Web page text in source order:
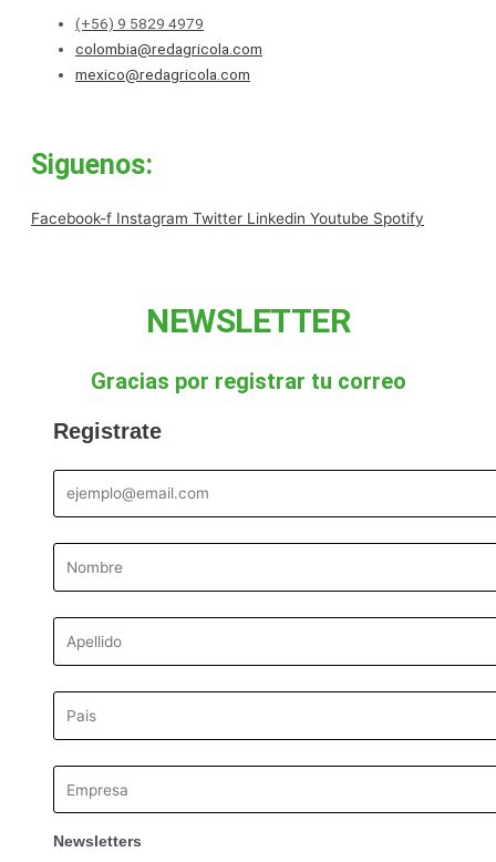
(+56) 9 5829 4979
colombia@redagricola.com
mexico@redagricola.com
Siguenos:
Facebook-f Instagram Twitter Linkedin Youtube Spotify
NEWSLETTER
Gracias por registrar tu correo
Registrate
Newsletters